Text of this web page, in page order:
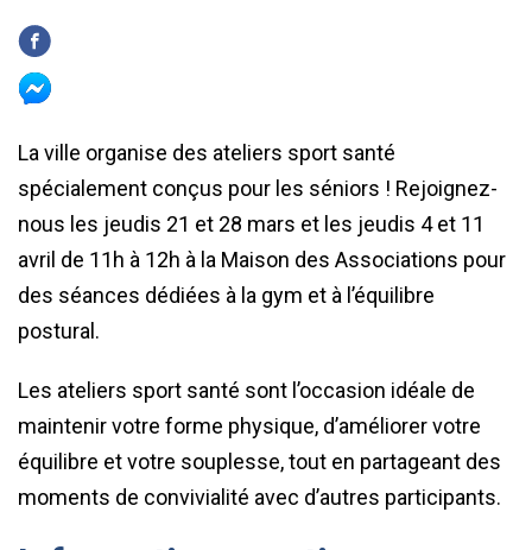
La ville organise des ateliers sport santé
spécialement conçus pour les séniors ! Rejoignez-
nous les jeudis 21 et 28 mars et les jeudis 4 et 11
avril de 11h à 12h à la Maison des Associations pour
des séances dédiées à la gym et à l’équilibre
postural.
Les ateliers sport santé sont l’occasion idéale de
maintenir votre forme physique, d’améliorer votre
équilibre et votre souplesse, tout en partageant des
moments de convivialité avec d’autres participants.